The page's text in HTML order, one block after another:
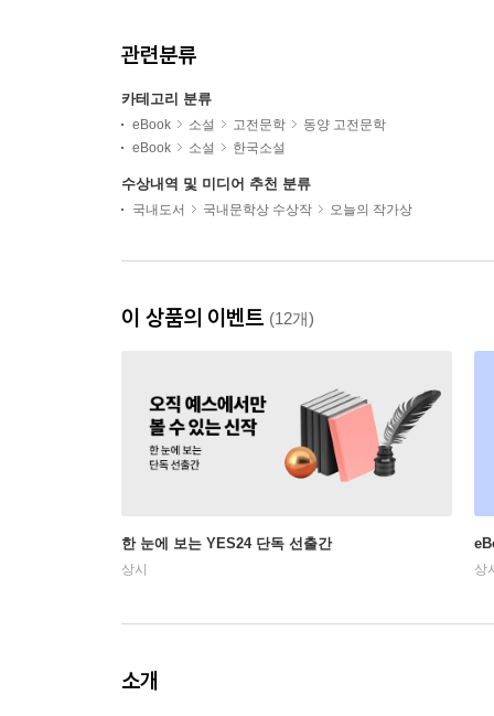
관련분류
카테고리 분류
eBook 소설 고전문학
동양 고전문학
eBook
소설 한국소설
수상내역 및 미디어 추천 분류
국내도서 국내문학상 수상작 오늘의 작가상
이 상품의 이벤트 (12개)
한 눈에 보는 YES24 단독 선출간
상시 상
소개